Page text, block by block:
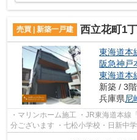
売買 | 新築一戸建 西立花町1
東海道本
阪急神戸
東海道本
新築 / 3
兵庫県尼
・マリンホーム施工 ・JR東海道本
分ございます ・七松小学校・日新中